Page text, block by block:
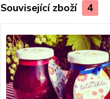
Související zboží 4